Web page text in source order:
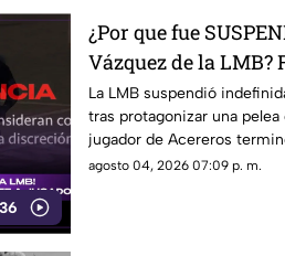
¿Por que fue
Vázquez de la
BRUTAL agresión
La LMB suspendió
tras protagonizar una
jugador de Acereros
fracturado.
agosto 04, 2026 07:09 p. m.